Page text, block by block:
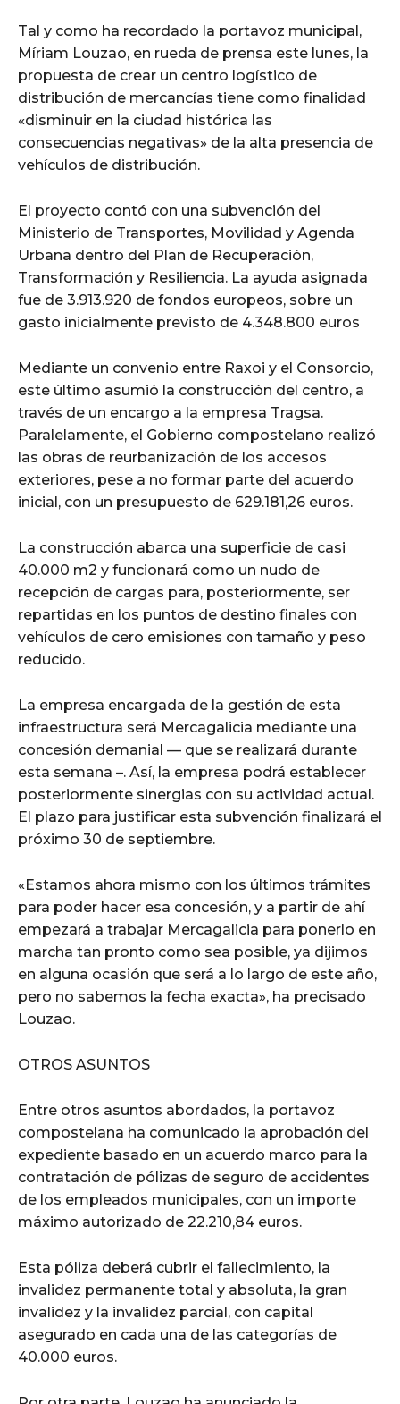
Tal y como ha recordado la portavoz municipal,
Míriam Louzao, en rueda de prensa este lunes, la
propuesta de crear un centro logístico de
distribución de mercancías tiene como finalidad
«disminuir en la ciudad histórica las
consecuencias negativas» de la alta presencia de
vehículos de distribución.
El proyecto contó con una subvención del
Ministerio de Transportes, Movilidad y Agenda
Urbana dentro del Plan de Recuperación,
Transformación y Resiliencia. La ayuda asignada
fue de 3.913.920 de fondos europeos, sobre un
gasto inicialmente previsto de 4.348.800 euros
Mediante un convenio entre Raxoi y el Consorcio,
este último asumió la construcción del centro, a
través de un encargo a la empresa Tragsa.
Paralelamente, el Gobierno compostelano realizó
las obras de reurbanización de los accesos
exteriores, pese a no formar parte del acuerdo
inicial, con un presupuesto de 629.181,26 euros.
La construcción abarca una superficie de casi
40.000 m2 y funcionará como un nudo de
recepción de cargas para, posteriormente, ser
repartidas en los puntos de destino finales con
vehículos de cero emisiones con tamaño y peso
reducido.
La empresa encargada de la gestión de esta
infraestructura será Mercagalicia mediante una
concesión demanial — que se realizará durante
esta semana –. Así, la empresa podrá establecer
posteriormente sinergias con su actividad actual.
El plazo para justificar esta subvención finalizará el
próximo 30 de septiembre.
«Estamos ahora mismo con los últimos trámites
para poder hacer esa concesión, y a partir de ahí
empezará a trabajar Mercagalicia para ponerlo en
marcha tan pronto como sea posible, ya dijimos
en alguna ocasión que será a lo largo de este año,
pero no sabemos la fecha exacta», ha precisado
Louzao.
OTROS ASUNTOS
Entre otros asuntos abordados, la portavoz
compostelana ha comunicado la aprobación del
expediente basado en un acuerdo marco para la
contratación de pólizas de seguro de accidentes
de los empleados municipales, con un importe
máximo autorizado de 22.210,84 euros.
Esta póliza deberá cubrir el fallecimiento, la
invalidez permanente total y absoluta, la gran
invalidez y la invalidez parcial, con capital
asegurado en cada una de las categorías de
40.000 euros.